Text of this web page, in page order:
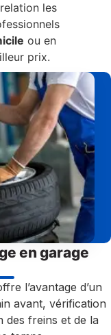
les
ou en
prix.
en garage
l’avantage d’un
avant, vérification
des freins et de la